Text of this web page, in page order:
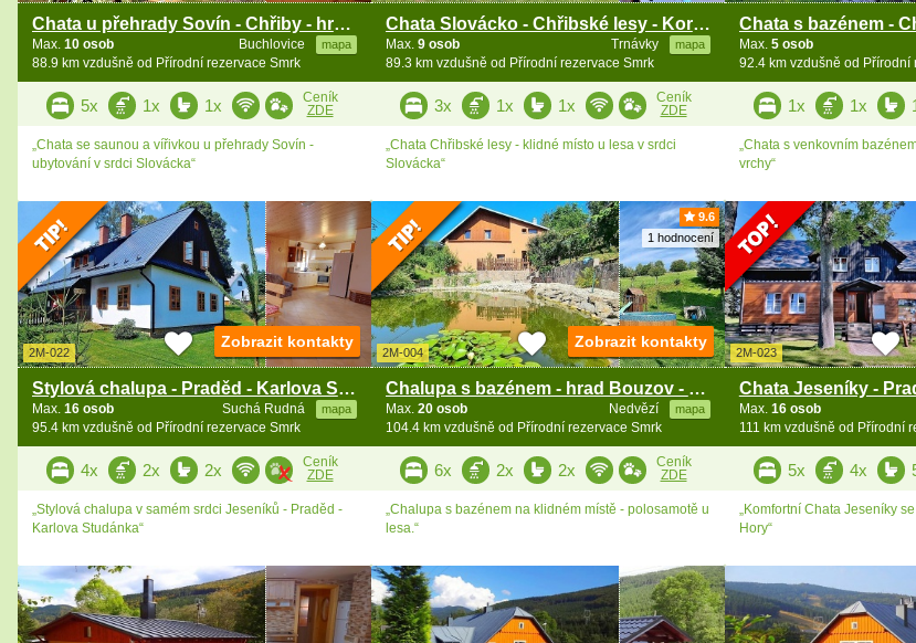
Chata u přehrady Sovín - Chřiby - hrad Buchlov
Buchlovice mapa
Max. 10 osob
88.9 km vzdušně od Přírodní rezervace Smrk
5x 1x 1x
Ceník
ZDE
„Chata se saunou a vířivkou u přehrady Sovín -
ubytování v srdci Slovácka“
Chata Slovácko - Chřibské lesy - Koryčany
Trnávky mapa
Max. 9 osob
89.3 km vzdušně od Přírodní rezervace Smrk
3x 1x 1x
Ceník
ZDE
„Chata Chřibské lesy - klidné místo u lesa v srdci
Slovácka“
Max. 5 osob
92.4 km vzdušně od Přírodní
1x 1x
„Chata s venkovním
vrchy“
2M-022
Stylová chalupa - Praděd - Karlova Studánka
Suchá Rudná mapa
Max. 16 osob
95.4 km vzdušně od Přírodní rezervace Smrk
Zobrazit kontakty
4x 2x 2x
Ceník
ZDE
„Stylová chalupa v samém srdci Jeseníků - Praděd -
Karlova Studánka“
9.6
1 hodnocení
2M-004
Chalupa s bazénem - hrad Bouzov - Šumperk
Nedvězí mapa
Max. 20 osob
104.4 km vzdušně od Přírodní rezervace Smrk
Zobrazit kontakty
6x 2x 2x
Ceník
ZDE
„Chalupa s bazénem na klidném místě - polosamotě u
lesa.“
2M-023
Chata Jeseníky -
Max. 16 osob
111 km vzdušně od Přírodní
5x 4x
„Komfortní Chata Jeseníky
Hory“